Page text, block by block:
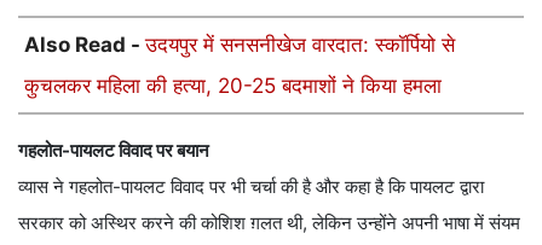
Also Read -उदयपुर में सनसनीखेज वारदात: स्कॉर्पियो से
कुचलकर महिला की हत्या, 20-25 बदमाशों ने किया हमला
गहलोत-पायलट विवाद पर बयान
व्यास ने गहलोत-पायलट विवाद पर भी चर्चा की है और कहा है कि पायलट द्वारा
सरकार को अस्थिर करने की कोशिश ग़लत थी, लेकिन उन्होंने अपनी भाषा में संयम